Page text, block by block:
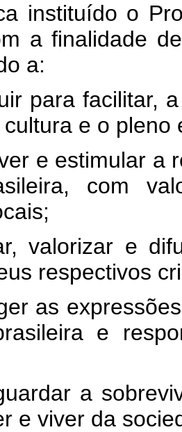
instituído o
a finalidade
a:
para facilitar,
e o
e estimular a
com
valorizar e
respectivos
as
e
a
e viver da